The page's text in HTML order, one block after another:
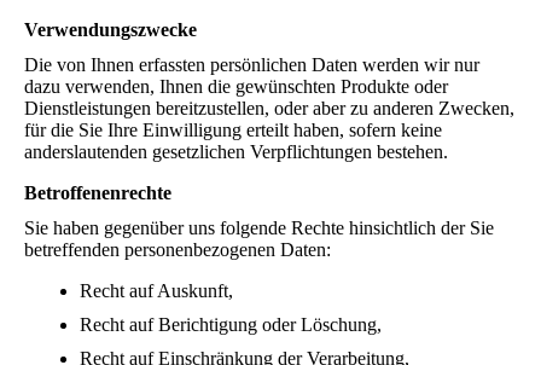
Verwendungszwecke
Die von Ihnen erfassten persönlichen Daten werden wir nur
dazu verwenden, Ihnen die gewünschten Produkte oder
Dienstleistungen bereitzustellen, oder aber zu anderen Zwecken,
für die Sie Ihre Einwilligung erteilt haben, sofern keine
anderslautenden gesetzlichen Verpflichtungen bestehen.
Betroffenenrechte
Sie haben gegenüber uns folgende Rechte hinsichtlich der Sie
betreffenden personenbezogenen Daten:
Recht auf Auskunft,
Recht auf Berichtigung oder Löschung,
Recht auf Einschränkung der Verarbeitung,